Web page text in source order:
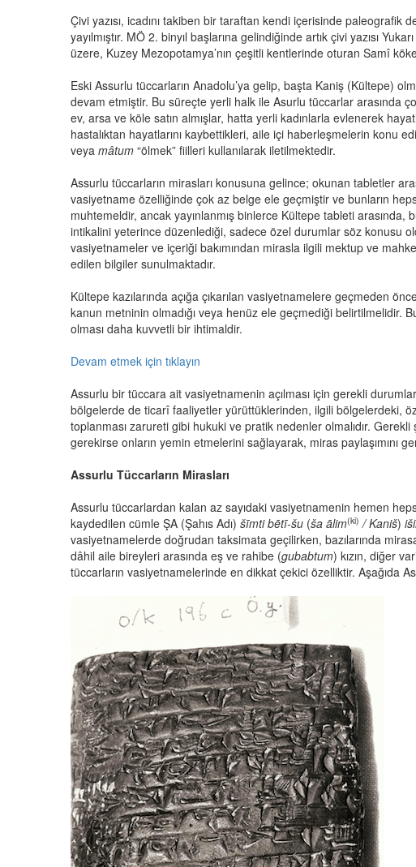
Çivi yazısı, icadını takiben bir taraftan kendi içerisinde
yayılmıştır. MÖ 2. binyıl başlarına gelindiğinde artık çivi yazısı
üzere, Kuzey Mezopotamya’nın çeşitli kentlerinde oturan Samî
Eski Assurlu tüccarların Anadolu’ya gelip, başta Kaniş (Kültepe)
devam etmiştir. Bu süreçte yerli halk ile Asurlu tüccarlar arasında
ev, arsa ve köle satın almışlar, hatta yerli kadınlarla evlenerek
hastalıktan hayatlarını kaybettikleri, aile içi haberleşmelerin konu
veya mâtum “ölmek” fiilleri kullanılarak iletilmektedir.
Assurlu tüccarların mirasları konusuna gelince; okunan tabletler
vasiyetname özelliğinde çok az belge ele geçmiştir ve bunların
muhtemeldir, ancak yayınlanmış binlerce Kültepe tableti
intikalini yeterince düzenlediği, sadece özel durumlar söz konusu
vasiyetnameler ve içeriği bakımından mirasla ilgili mektup ve
edilen bilgiler sunulmaktadır.
Kültepe kazılarında açığa çıkarılan vasiyetnamelere geçmeden
kanun metninin olmadığı veya henüz ele geçmediği belirtilmelidir.
olması daha kuvvetli bir ihtimaldir.
Devam etmek için tıklayın
Assurlu bir tüccara ait vasiyetnamenin açılması için gerekli
bölgelerde de ticarî faaliyetler yürüttüklerinden, ilgili bölgelerdeki,
toplanması zarureti gibi hukuki ve pratik nedenler olmalıdır.
gerekirse onların yemin etmelerini sağlayarak, miras paylaşımını
Assurlu Tüccarların Mirasları
Assurlu tüccarlardan kalan az sayıdaki vasiyetnamenin hemen
kaydedilen cümle ŞA (Şahıs Adı) šīmti bētī-šu (ša ālim(ki) / Kaniš)
vasiyetnamelerde doğrudan taksimata geçilirken, bazılarında
dâhil aile bireyleri arasında eş ve rahibe (gubabtum) kızın, diğer
tüccarların vasiyetnamelerinde en dikkat çekici özelliktir. Aşağıda